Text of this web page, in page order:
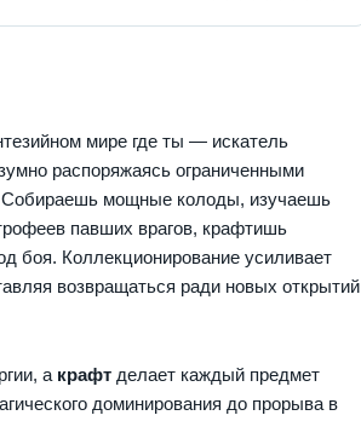
мире где ты — искатель
распоряжаясь ограниченными
Собираешь мощные колоды, изучаешь
павших врагов, крафтишь
боя. Коллекционирование усиливает
возвращаться ради новых открытий
а крафт делает каждый предмет
доминирования до прорыва в